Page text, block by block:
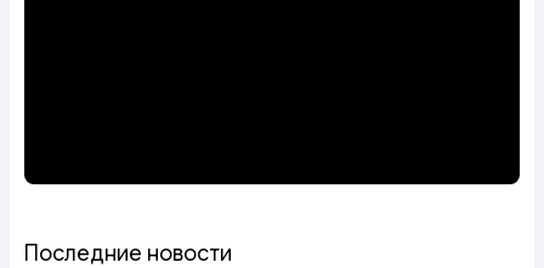
Последние новости